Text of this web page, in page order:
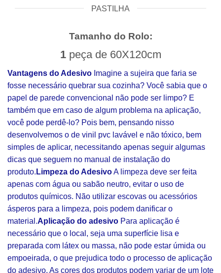
PASTILHA
Tamanho do Rolo:
1 peça de 60X120cm
Vantagens do Adesivo Imagine a sujeira que faria se
fosse necessário quebrar sua cozinha? Você sabia que o
papel de parede convencional não pode ser limpo? E
também que em caso de algum problema na aplicação,
você pode perdê-lo? Pois bem, pensando nisso
desenvolvemos o de vinil pvc lavável e não tóxico, bem
simples de aplicar, necessitando apenas seguir algumas
dicas que seguem no manual de instalação do
produto. Limpeza do AdesivoA limpeza deve ser feita
apenas com água ou sabão neutro, evitar o uso de
produtos químicos. Não utilizar escovas ou acessórios
ásperos para a limpeza, pois podem danificar o
material.Aplicação do adesivo Para aplicação é
necessário que o local, seja uma superfície lisa e
preparada com látex ou massa, não pode estar úmida ou
empoeirada, o que prejudica todo o processo de aplicação
do adesivo. As cores dos produtos podem variar de um lote